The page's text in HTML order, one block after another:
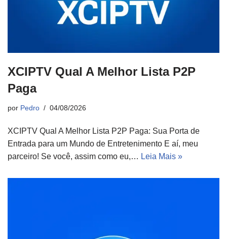
XCIPTV Qual A Melhor Lista P2P
Paga
por Pedro 04/08/2026
XCIPTV Qual A Melhor Lista P2P Paga: Sua Porta de
Entrada para um Mundo de Entretenimento E aí, meu
parceiro! Se você, assim como eu,… Leia Mais »